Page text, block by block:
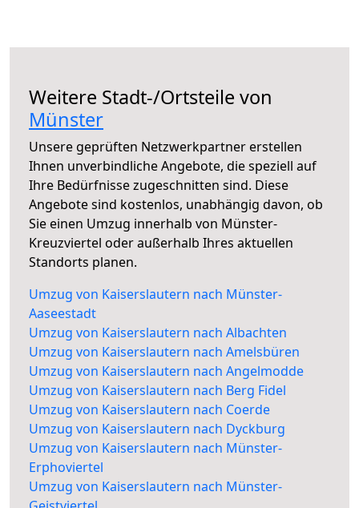
Weitere Stadt-/Ortsteile von
Münster
Unsere geprüften Netzwerkpartner erstellen
Ihnen unverbindliche Angebote, die speziell auf
Ihre Bedürfnisse zugeschnitten sind. Diese
Angebote sind kostenlos, unabhängig davon, ob
Sie einen Umzug innerhalb von Münster-
Kreuzviertel oder außerhalb Ihres aktuellen
Standorts planen.
Umzug von Kaiserslautern nach Münster-
Aaseestadt
Umzug von Kaiserslautern nach Albachten
Umzug von Kaiserslautern nach Amelsbüren
Umzug von Kaiserslautern nach Angelmodde
Umzug von Kaiserslautern nach Berg Fidel
Umzug von Kaiserslautern nach Coerde
Umzug von Kaiserslautern nach Dyckburg
Umzug von Kaiserslautern nach Münster-
Erphoviertel
Umzug von Kaiserslautern nach Münster-